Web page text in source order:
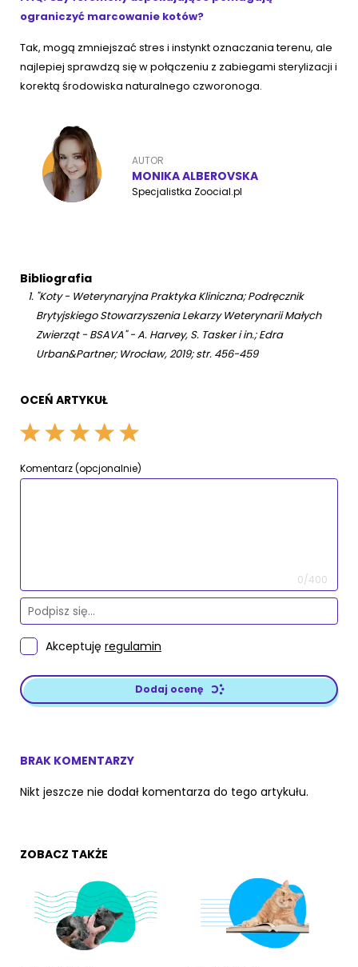
ograniczyć marcowanie kotów?
Tak, mogą zmniejszać stres i instynkt oznaczania terenu, ale
najlepiej sprawdzą się w połączeniu z zabiegami sterylizacji i
korektą środowiska naturalnego czworonoga.
AUTOR
MONIKA ALBEROVSKA
Specjalistka Zoocial.pl
Bibliografia
"Koty - Weterynaryjna Praktyka Kliniczna; Podręcznik
Brytyjskiego Stowarzyszenia Lekarzy Weterynarii Małych
Zwierząt - BSAVA" - A. Harvey, S. Tasker i in.; Edra
Urban&Partner; Wrocław, 2019; str. 456-459
OCEŃ ARTYKUŁ
Komentarz (opcjonalnie)
0/400
Akceptuję regulamin
Dodaj ocenę
BRAK KOMENTARZY
Nikt jeszcze nie dodał komentarza do tego artykułu.
ZOBACZ TAKŻE